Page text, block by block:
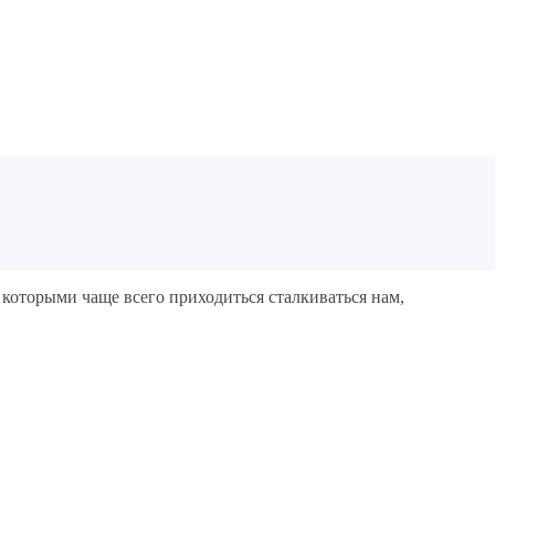
чаще всего приходиться сталкиваться нам,